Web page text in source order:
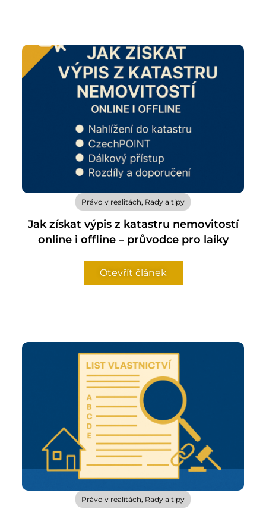
Právo v realitách, Rady a tipy
Jak získat výpis z katastru nemovitostí
online i offline – průvodce pro laiky
Otevřít článek
Právo v realitách, Rady a tipy